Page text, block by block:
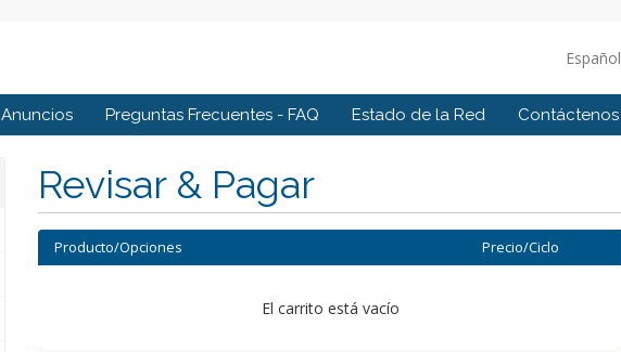
Español
Anuncios Preguntas Frecuentes - FAQ Estado de la Red Contáctenos
Revisar & Pagar
Producto/Opciones Precio/Ciclo
El carrito está vacío